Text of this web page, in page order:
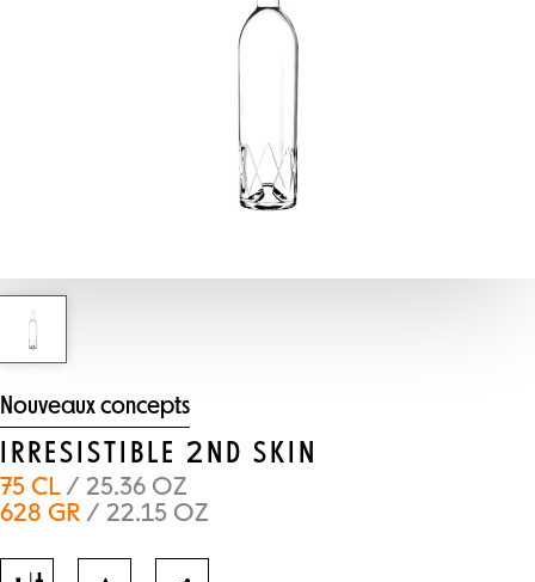
Nouveaux concepts
IRRESISTIBLE 2ND SKIN
75 CL/ 25.36 OZ
628 GR / 22.15 OZ